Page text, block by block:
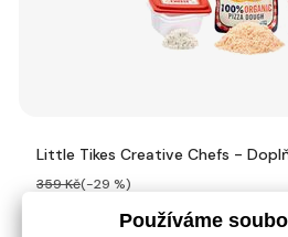
Little Tikes Creative Chefs -
359 Kč(-29 %)
210 Kč bez DPH